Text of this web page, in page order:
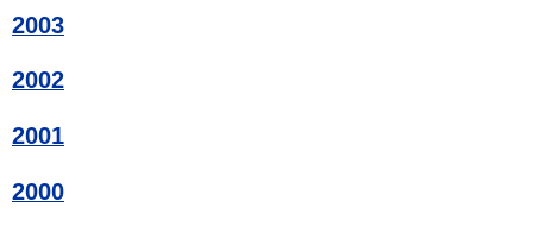
2003
2002
2001
2000